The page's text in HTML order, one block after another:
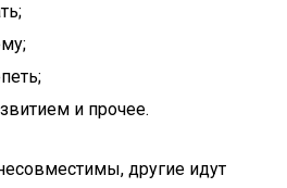
и прочее.
другие идут